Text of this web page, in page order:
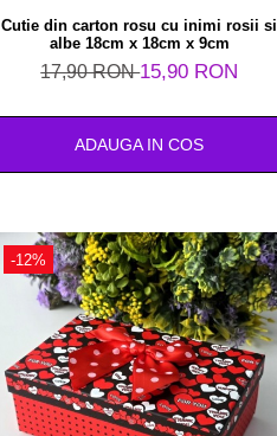
Cutie din carton rosu cu inimi rosii si
albe 18cm x 18cm x 9cm
17,90 RON15,90 RON
ADAUGA IN COS
-12%